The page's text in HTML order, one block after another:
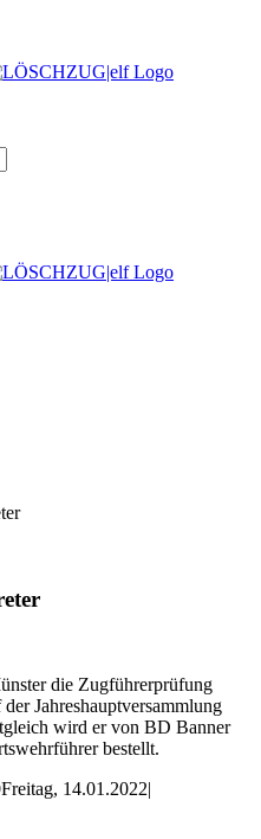
die Zugführerprüfung
Jahreshauptversammlung
wird er von BD Banner
bestellt.
Freitag, 14.01.2022|